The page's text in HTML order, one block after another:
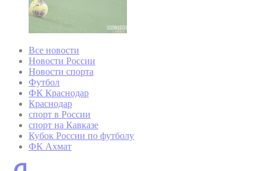
Все новости
Новости России
Новости спорта
Футбол
ФК Краснодар
Краснодар
спорт в России
спорт на Кавказе
Кубок России по футболу
ФК Ахмат